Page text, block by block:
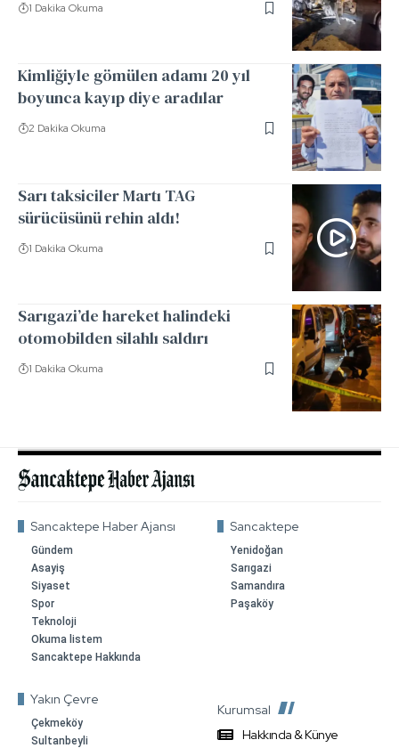
1 Dakika Okuma
Kimliğiyle gömülen adamı 20 yıl
boyunca kayıp diye aradılar
2 Dakika Okuma
Sarı taksiciler Martı TAG
sürücüsünü rehin aldı!
1 Dakika Okuma
Sarıgazi’de hareket halindeki
otomobilden silahlı saldırı
1 Dakika Okuma
Sancaktepe Haber Ajansı
Gündem
Asayiş
Siyaset
Spor
Teknoloji
Okuma listem
Sancaktepe Hakkında
Sancaktepe
Yenidoğan
Sarıgazi
Samandıra
Paşaköy
Yakın Çevre
Çekmeköy
Sultanbeyli
Kurumsal
Hakkında & Künye